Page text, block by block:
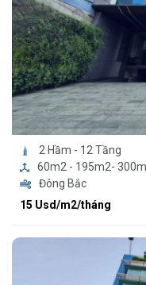
2 Hầm - 12 Tầng
60m2 - 195m2-
Đông Bắc
15 Usd/m2/tháng